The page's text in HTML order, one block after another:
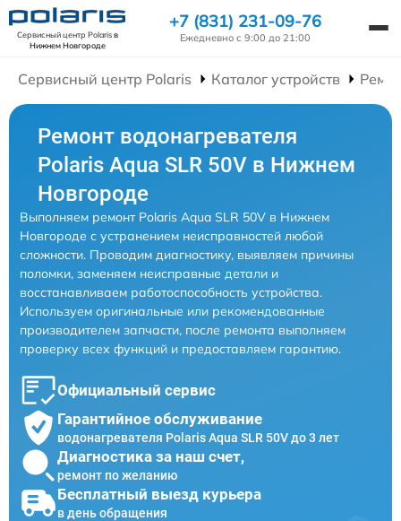
Сервисный центр Polarisв
Нижнем Новгороде
+7 (831) 231-09-76
Ежедневно с 9:00 до 21:00
Сервисный центр Polaris Каталог устройств
Ремонт водонагревателя
Polaris Aqua SLR 50V в Нижнем
Новгороде
Выполняем ремонт Polaris Aqua SLR 50V в Нижнем
Новгороде с устранением неисправностей любой
сложности. Проводим диагностику, выявляем причины
поломки, заменяем неисправные детали и
восстанавливаем работоспособность устройства.
Используем оригинальные или рекомендованные
производителем запчасти, после ремонта выполняем
проверку всех функций и предоставляем гарантию.
Официальный сервис
Гарантийное обслуживание
водонагревателя Polaris Aqua SLR 50V до 3 лет
Диагностика за наш счет,
ремонт по желанию
Бесплатный выезд курьера
в день обращения